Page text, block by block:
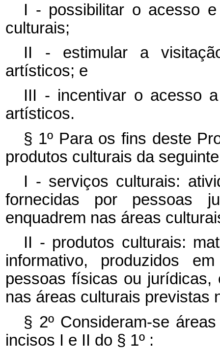
I - possibilitar o acesso
culturais;
II - estimular a
artísticos; e
III - incentivar o acesso
artísticos.
§ 1º Para os fins deste
produtos culturais da
I - serviços culturais:
fornecidas por pessoas
enquadrem nas áreas
II - produtos culturais:
informativo, produzidos
pessoas físicas ou jurídicas,
nas áreas culturais previstas
§ 2º Consideram-se
incisos I e II do § 1º :